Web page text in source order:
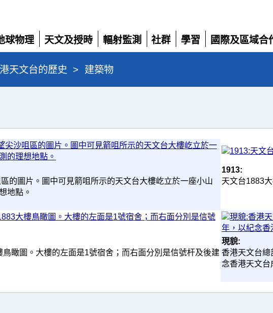
球物理
天文及授時
展
開
輻射監測
展
開
社群
展
學習
展
國際及區域合
展
天文台的歷史 > 建築物
的圖片。圖中可見箭咀所示的天文台大樓屹立於一座小山
地點。
1913:
天文台1883
瞰圖。大樓的左面是1號宿舍；而右面分別是信號杆及後建
現貌:
香港天文台總
念香港天文台